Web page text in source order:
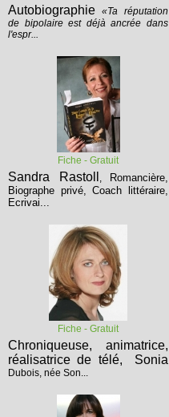
Autobiographie «Ta réputation
de bipolaire est déjà ancrée dans
l'espr...
Fiche - Gratuit
Sandra Rastoll ,
Romancière,
Biographe privé, Coach littéraire,
Ecrivai...
Fiche - Gratuit
Chroniqueuse, animatrice,
réalisatrice de télé,
Sonia
Dubois, née Son...